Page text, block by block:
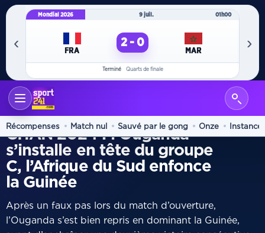
‹
Mondial 2026 9 juil. 01h00
FRA
2 - 0
MAR
Terminé Quarts de finale
›
Récompenses Match nul Sauvé par le gong Onze
ACCUEIL
GROUPE C
CHAN 2024 : l’Ouganda
s’installe en tête du groupe
C, l’Afrique du Sud enfonce
la Guinée
Après un faux pas lors du match d’ouverture,
l’Ouganda s’est bien repris en dominant la Guinée,